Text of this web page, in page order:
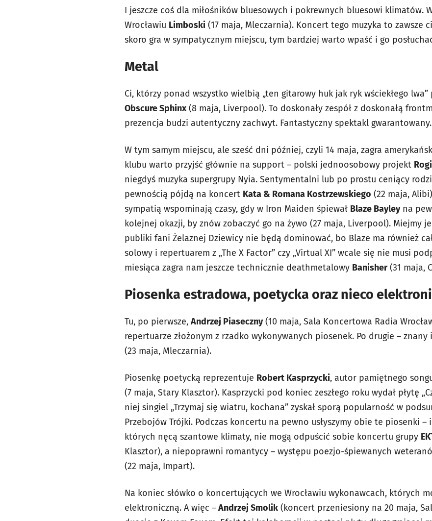
I jeszcze coś dla miłośników bluesowych i pokrewnych bluesowi klimatów.
Wrocławiu Limboski (17 maja, Mleczarnia). Koncert tego muzyka to zawsze
skoro gra w sympatycznym miejscu, tym bardziej warto wpaść i go
Metal
Ci, którzy ponad wszystko wielbią „ten gitarowy huk jak ryk wściekłego
Obscure Sphinx(8 maja, Liverpool). To doskonały zespół z doskonałą
prezencja budzi autentyczny zachwyt. Fantastyczny spektakl gwarantowany.
W tym samym miejscu, ale sześć dni później, czyli 14 maja, zagra
klubu warto przyjść głównie na support – polski jednoosobowy projekt Rogi
niegdyś muzyka supergrupy Nyia. Sentymentalni lub po prostu ceniący
pewnością pójdą na koncert Kata & Romana Kostrzewskiego (22 maja,
sympatią wspominają czasy, gdy w Iron Maiden śpiewał Blaze Bayleyna
kolejnej okazji, by znów zobaczyć go na żywo (27 maja, Liverpool). Miejmy
publiki fani Żelaznej Dziewicy nie będą dominować, bo Blaze ma również
solowy i repertuarem z „The X Factor” czy „Virtual XI” wcale się nie musi
miesiąca zagra nam jeszcze technicznie deathmetalowy Banisher(31 maja,
Piosenka estradowa, poetycka oraz nieco
Tu, po pierwsze, Andrzej Piaseczny(10 maja, Sala Koncertowa Radia
repertuarze złożonym z rzadko wykonywanych piosenek. Po drugie – znany
(23 maja, Mleczarnia).
Piosenkę poetycką reprezentuje Robert Kasprzycki, autor pamiętnego
(7 maja, Stary Klasztor). Kasprzycki pod koniec zeszłego roku wydał płytę
niej singiel „Trzymaj się wiatru, kochana” zyskał sporą popularność w
Przebojów Trójki. Podczas koncertu na pewno usłyszymy obie te piosenki –
których nęcą szantowe klimaty, nie mogą odpuścić sobie koncertu grupy
Klasztor), a niepoprawni romantycy – występu poezjo-śpiewanych
(22 maja, Impart).
Na koniec słówko o koncertujących we Wrocławiu wykonawcach, których
elektroniczną. A więc –Andrzej Smolik (koncert przeniesiony na 20 maja,